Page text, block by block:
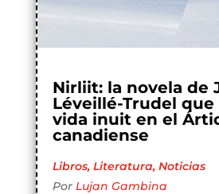
Nirliit: la novela de
Léveillé-Trudel
vida inuit en el
canadiense
Libros, Literatura, Noticias
Por Lujan Gambina